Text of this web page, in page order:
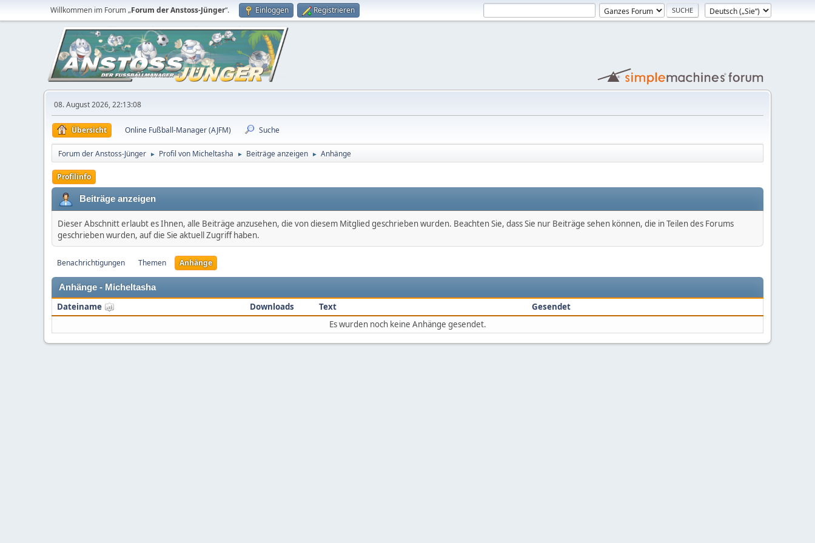
Willkommen im Forum „Forum der Anstoss-Jünger“. Einloggen Registrieren
08. August 2026, 22:13:08
Übersicht Online Fußball-Manager (AJFM) Suche
Forum der Anstoss-Jünger ► Profil von Micheltasha ► Beiträge anzeigen ► Anhänge
Profilinfo
Beiträge anzeigen
Dieser Abschnitt erlaubt es Ihnen, alle Beiträge anzusehen, die von diesem Mitglied geschrieben wurden. Beachten Sie, dass Sie nur Beiträge sehen können, die in Teilen des Forums
geschrieben wurden, auf die Sie aktuell Zugriff haben.
Benachrichtigungen Themen Anhänge
Anhänge - Micheltasha
Dateiname Downloads Text
Gesendet
Es wurden noch keine Anhänge gesendet.